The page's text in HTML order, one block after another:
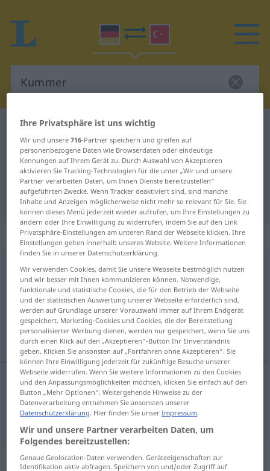
Deutsch-Türkisch Wörterbuch
Deutsch-Türkisch Übersetzung für
"Kummer"
"Kummer" Türkisch Übersetzung
„Kummer“: männlich
Kummerm <-s;ohne pl>
Übersicht aller Übersetzungen
(Für mehr Details die Übersetzung anklicken/antippen)
dert, sıkıntı
dert,sıkıntı Kummer
Beispielsätze für "Kummer"
Ihre Privatsphäre ist uns wichtig
Wir und unsere716-Partner speichern und greifen auf
personenbezogene Daten wie Browserdaten oder eindeutige
Kennungen auf Ihrem Gerät zu. Durch Auswahl von Akzeptieren
aktivieren Sie Tracking-Technologien für die unter „Wir und unsere
Partner verarbeiten Daten, um Ihnen Dienste bereitzustellen“
aufgeführten Zwecke. Wenn Tracker deaktiviert sind, sind manche
Inhalte und Anzeigen möglicherweise nicht mehr so relevant für Sie. Sie
können dieses Menü jederzeit wieder aufrufen, um Ihre Einstellungen zu
ändern oder Ihre Einwilligung zu widerrufen, indem Sie auf den Link
Privatsphäre-Einstellungen am unteren Rand der Webseite klicken. Ihre
Einstellungen gelten innerhalb unseres Website. Weitere Informationen
finden Sie in unserer Datenschutzerklärung.
Wir verwenden Cookies, damit Sie unsere Webseite bestmöglich nutzen
und wir besser mit Ihnen kommunizieren können. Notwendige,
funktionale und statistische Cookies, die für den Betrieb der Webseite
und der statistischen Auswertung unserer Webseite erforderlich sind,
werden auf Grundlage unserer Vorauswahl immer auf Ihrem Endgerät
gespeichert. Marketing-Cookies und Cookies, die der Bereitstellung
personalisierter Werbung dienen, werden nur gespeichert, wenn Sie uns
durch einen Klick auf den „Akzeptieren“-Button Ihr Einverständnis
geben. Klicken Sie ansonsten auf „Fortfahren ohne Akzeptieren“. Sie
können Ihre Einwilligung jederzeit für zukünftige Besuche unserer
Webseite widerrufen. Wenn Sie weitere Informationen zu den Cookies
und den Anpassungsmöglichkeiten möchten, klicken Sie einfach auf den
Button „Mehr Optionen“. Weitergehende Hinweise zu der
Datenverarbeitung entnehmen Sie ansonsten unserer
Datenschutzerklärung. Hier finden Sie unserImpressum.
Wir und unsere Partner verarbeiten Daten, um
Folgendes bereitzustellen:
Genaue Geolocation-Daten verwenden. Geräteeigenschaften zur
Identifikation aktiv abfragen. Speichern von und/oder Zugriff auf